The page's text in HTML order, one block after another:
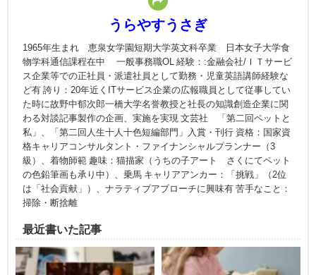
うらやすうさぎ
1965年生まれ 恵泉女学園短期大学英文科卒業 日本女子大学食
物学科通信課程在中 一般事務職OL 経験：:金融会社/ＩＴサービ
ス企業等での正社員・派遣社員として勤務・児童英語講師経験な
ど有 誇り：20年近くITサービス企業の広報職員として従事してい
た時に故野中郁次郎一橋大学名誉教授と社長の知識創造企業に関
わる対談記事製作の企画、実施を実現 文芸社 「第二回ペットと
私」、「第二回人生十人十色短編部門」入賞・刊行 資格：国家資
格キャリアコンサルタント・ファイナンシャルプランナー（3
級）、着物師範 趣味：猫描家（うちの子アート さくにてペット
の色鉛筆画も承り中）、乗馬 キャリアアンカー：「挑戦」（2位
は「社会貢献」）、ナラティブアプローチに興味有 苦手なこと：
掃除・断捨離
最近書いた記事